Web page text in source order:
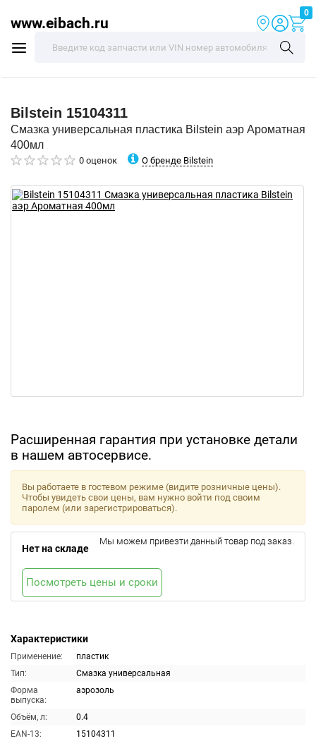
www.eibach.ru
0
Bilstein 15104311
Смазка универсальная пластика Bilstein аэр Ароматная
400мл
0 оценок О бренде Bilstein
Расширенная гарантия при установке детали
в нашем автосервисе.
Характеристики
Применение:
пластик
Тип:
Смазка универсальная
Форма
выпуска:
аэрозоль
Объём, л:
0.4
EAN-13:
15104311
Вы работаете в гостевом режиме (видите розничные цены).
Чтобы увидеть свои цены, вам нужно войти под своим
паролем (или зарегистрироваться).
Нет на складе
Мы можем привезти данный товар под заказ.
Посмотреть цены и сроки